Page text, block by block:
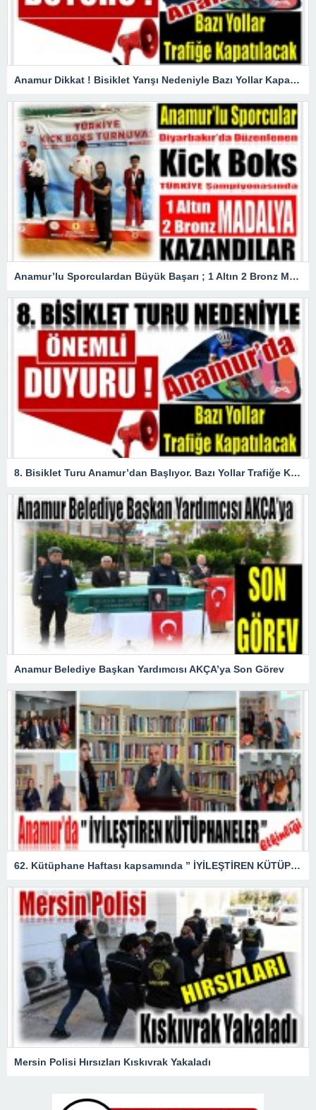
Anamur Dikkat ! Bisiklet Yarışı Nedeniyle Bazı Yollar Kapanacak
Anamur’lu Sporculardan Büyük Başarı ; 1 Altın 2 Bronz Madalya Kazandılar
8. Bisiklet Turu Anamur’dan Başlıyor. Bazı Yollar Trafiğe Kapatılacak
Anamur Belediye Başkan Yardımcısı AKÇA’ya Son Görev
62. Kütüphane Haftası kapsamında ” İYİLEŞTİREN KÜTÜPHANELER ” etkinliği düzenlendi.
Mersin Polisi Hırsızları Kıskıvrak Yakaladı